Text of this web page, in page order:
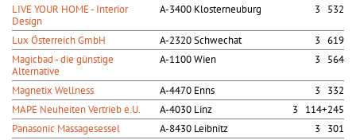
LIVE YOUR HOME - Interior
Design
A-3400 Klosterneuburg 3 532
Lux Österreich GmbH A-2320 Schwechat
3 619
Magicbad - die günstige
Alternative
A-1100 Wien 3 564
Magnetix Wellness A-4470 Enns
3 332
MAPE Neuheiten Vertrieb e.U.
A-4030 Linz
3 114+245
Panasonic Massagesessel
A-8430 Leibnitz
3 301